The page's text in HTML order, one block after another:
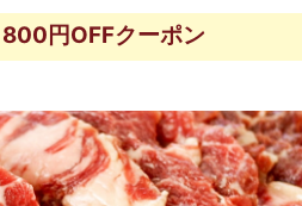
800円OFFクーポン